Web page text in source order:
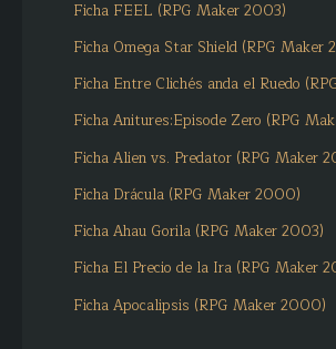
Ficha FEEL (RPG Maker 2003)
Ficha Omega Star Shield (RPG Maker
Ficha Entre Clichés anda el Ruedo
Ficha Anitures:Episode Zero (RPG
Ficha Alien vs. Predator (RPG Maker
Ficha Drácula (RPG Maker 2000)
Ficha Ahau Gorila (RPG Maker 2003)
Ficha El Precio de la Ira (RPG Maker
Ficha Apocalipsis (RPG Maker 2000)